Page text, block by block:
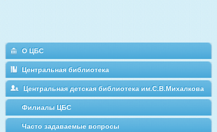
О ЦБС
Центральная библиотека
Центральная детская библиотека им.С.В.Михалкова
Филиалы ЦБС
Часто задаваемые вопросы